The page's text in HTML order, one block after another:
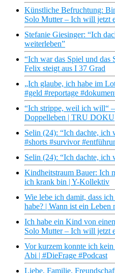
Künstliche Befruchtung:
Solo Mutter – Ich will jetzt
Stefanie Giesinger: “Ich
weiterleben”
“Ich war das Spiel und
Felix steigt aus I 37 Grad
„Ich glaube, ich habe im
#geld #reportage
“Ich strippe, weil ich will“
Doppelleben | TRU DOKU
Selin (24): “Ich dachte,
#shorts #survivor
Selin (24): “Ich dachte,
Kindheitstraum Bauer: Ich
ich krank bin | Y-Kollektiv
Wie lebe ich damit, dass
habe? | Wann ist ein Leben
Ich habe ein Kind von
Solo Mutter – Ich will jetzt
Vor kurzem konnte ich
Abi | #DieFrage #Podcast
Liebe, Familie,